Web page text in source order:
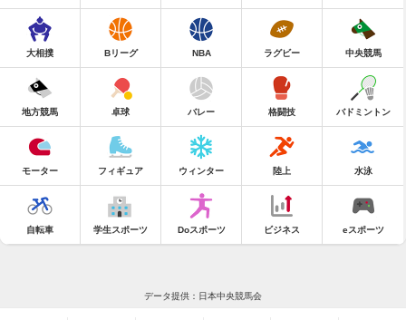
大相撲 Bリーグ NBA ラグビー 中央競馬
地方競馬 卓球 バレー 格闘技 バドミントン
モーター フィギュア ウィンター 陸上 水泳
自転車 学生スポーツ Doスポーツ ビジネス eスポーツ
データ提供：日本中央競馬会